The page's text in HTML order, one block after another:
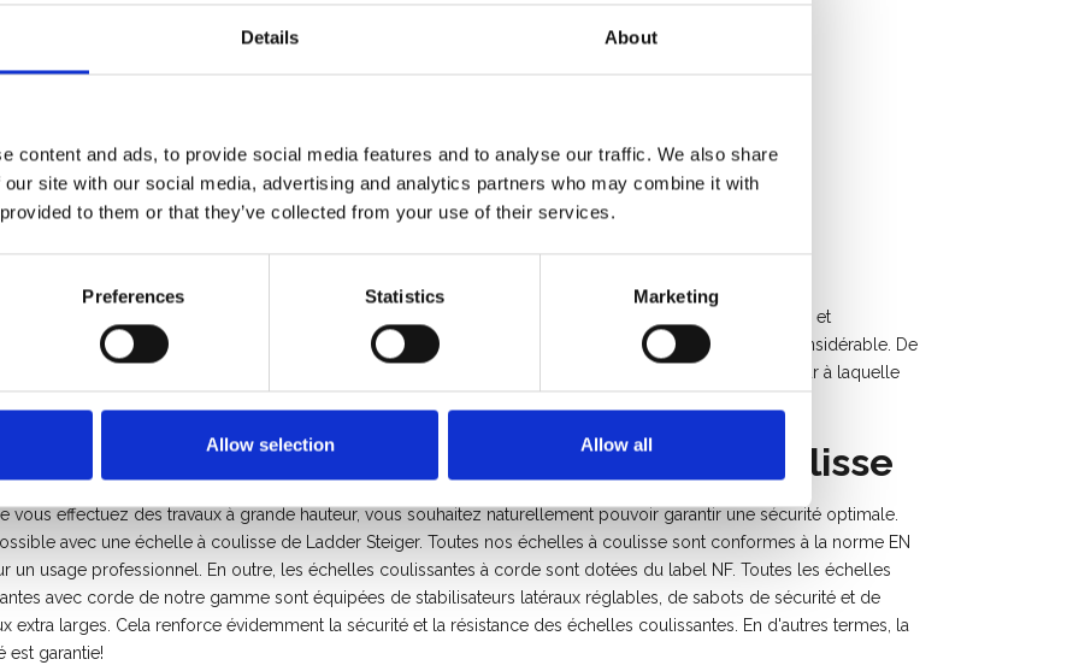
Details About
content and ads, to provide social media features and to analyse our traffic. We also share
site with our social media, advertising and analytics partners who may combine it with
to them or that they’ve collected from your use of their services.
Preferences Statistics Marketing
Allow selection Allow all
Ajouter
échelle à corde 2x14 échelons
Ajouter
coulissante à corde
. Chaque modèle sont tous de grande qualité et
solides. Une échelle coulissante avec corde est utile pour effectuer des travaux à une hauteur considérable. De
au système pratique de traction par corde de ces échelles, vous décidez depuis le sol de la hauteur à laquelle
avant tout avec nos échelles à coulisse
vous effectuez des travaux à grande hauteur, vous souhaitez naturellement pouvoir garantir une sécurité optimale.
avec une échelle à coulisse de Ladder Steiger. Toutes nos échelles à coulisse sont conformes à la norme EN
un usage professionnel. En outre, les échelles coulissantes à corde sont dotées du label NF. Toutes les échelles
avec corde de notre gamme sont équipées de stabilisateurs latéraux réglables, de sabots de sécurité et de
extra larges. Cela renforce évidemment la sécurité et la résistance des échelles coulissantes. En d'autres termes, la
est garantie!